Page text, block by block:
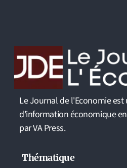
Le Journal de l'Economie
d'information économique
par VA Press.
Thématique